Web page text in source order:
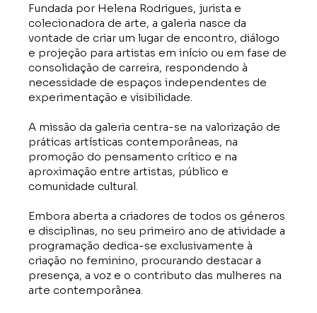
Fundada por Helena Rodrigues, jurista e
colecionadora de arte, a galeria nasce da
vontade de criar um lugar de encontro, diálogo
e projeção para artistas em início ou em fase de
consolidação de carreira, respondendo à
necessidade de espaços independentes de
experimentação e visibilidade.
A missão da galeria centra-se na valorização de
práticas artísticas contemporâneas, na
promoção do pensamento crítico e na
aproximação entre artistas, público e
comunidade cultural.
Embora aberta a criadores de todos os géneros
e disciplinas, no seu primeiro ano de atividade a
programação dedica-se exclusivamente à
criação no feminino, procurando destacar a
presença, a voz e o contributo das mulheres na
arte contemporânea.